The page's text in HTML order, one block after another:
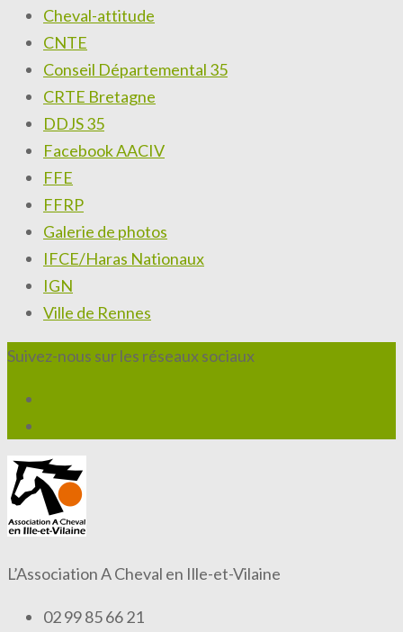
Cheval-attitude
CNTE
Conseil Départemental 35
CRTE Bretagne
DDJS 35
Facebook AACIV
FFE
FFRP
Galerie de photos
IFCE/Haras Nationaux
IGN
Ville de Rennes
Suivez-nous sur les réseaux sociaux
L’Association A Cheval en Ille-et-Vilaine
02 99 85 66 21